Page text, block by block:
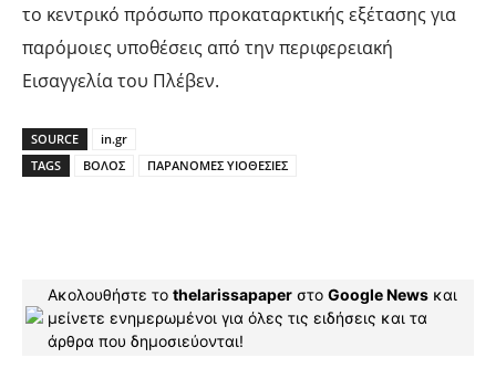
το κεντρικό πρόσωπο προκαταρκτικής εξέτασης για
παρόμοιες υποθέσεις από την περιφερειακή
Εισαγγελία του Πλέβεν.
SOURCE
in.gr
TAGS
ΒΟΛΟΣ ΠΑΡΑΝΟΜΕΣ ΥΙΟΘΕΣΙΕΣ
Ακολουθήστε το thelarissapaper στο Google News και
μείνετε ενημερωμένοι για όλες τις ειδήσεις και τα
άρθρα που δημοσιεύονται!